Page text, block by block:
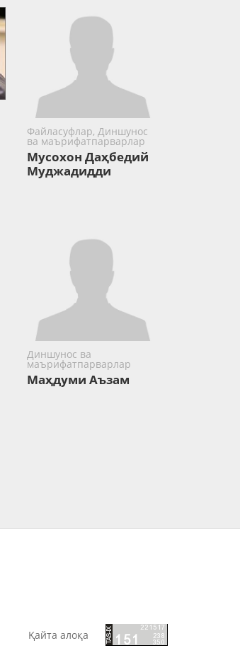
Файласуфлар, Диншунос
ва маърифатпарварлар
Мусохон Даҳбедий
Муджадидди
Диншунос ва
маърифатпарварлар
Маҳдуми Аъзам
Қайта алоқа